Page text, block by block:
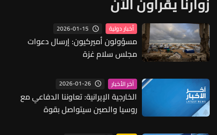
أخبار دولية 2026-01-15
مسؤولون أميركيون: إرسال دعوات
مجلس سلام غزة
آخر الأخبار 2026-01-26
الخارجية الإيرانية: تعاوننا الدفاعي مع
روسيا والصين سيتواصل بقوة